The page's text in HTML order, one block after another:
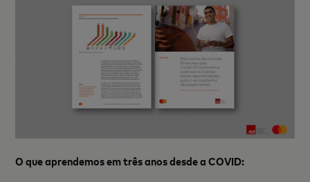
O que aprendemos em três anos desde a COVID: